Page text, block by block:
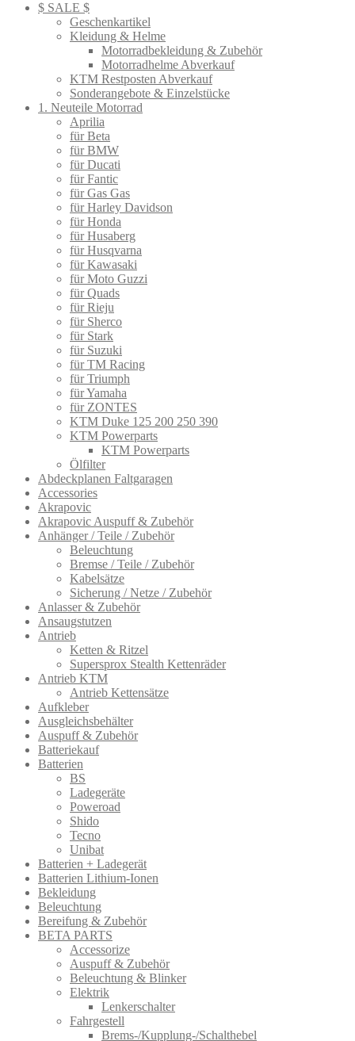
$ SALE $
Geschenkartikel
Kleidung & Helme
Motorradbekleidung & Zubehör
Motorradhelme Abverkauf
KTM Restposten Abverkauf
Sonderangebote & Einzelstücke
1. Neuteile Motorrad
Aprilia
für Beta
für BMW
für Ducati
für Fantic
für Gas Gas
für Harley Davidson
für Honda
für Husaberg
für Husqvarna
für Kawasaki
für Moto Guzzi
für Quads
für Rieju
für Sherco
für Stark
für Suzuki
für TM Racing
für Triumph
für Yamaha
für ZONTES
KTM Duke 125 200 250 390
KTM Powerparts
KTM Powerparts
Ölfilter
Abdeckplanen Faltgaragen
Accessories
Akrapovic
Akrapovic Auspuff & Zubehör
Anhänger / Teile / Zubehör
Beleuchtung
Bremse / Teile / Zubehör
Kabelsätze
Sicherung / Netze / Zubehör
Anlasser & Zubehör
Ansaugstutzen
Antrieb
Ketten & Ritzel
Supersprox Stealth Kettenräder
Antrieb KTM
Antrieb Kettensätze
Aufkleber
Ausgleichsbehälter
Auspuff & Zubehör
Batteriekauf
Batterien
BS
Ladegeräte
Poweroad
Shido
Tecno
Unibat
Batterien + Ladegerät
Batterien Lithium-Ionen
Bekleidung
Beleuchtung
Bereifung & Zubehör
BETA PARTS
Accessorize
Auspuff & Zubehör
Beleuchtung & Blinker
Elektrik
Lenkerschalter
Fahrgestell
Brems-/Kupplung-/Schalthebel